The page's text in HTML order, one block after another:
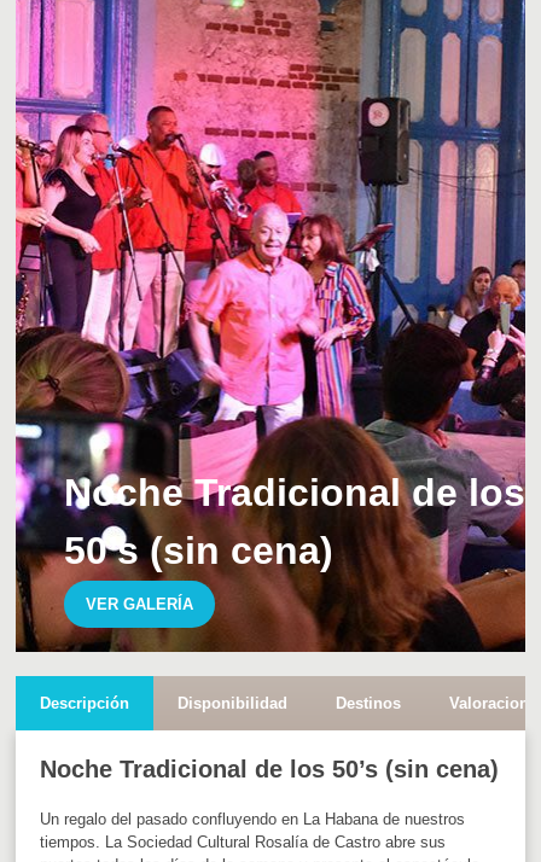
Noche Tradicional de los
50’s (sin cena)
VER GALERÍA
Descripción Disponibilidad Destinos
Noche Tradicional de los 50’s (sin cena)
Un regalo del pasado confluyendo en La Habana de nuestros
tiempos. La Sociedad Cultural Rosalía de Castro abre sus